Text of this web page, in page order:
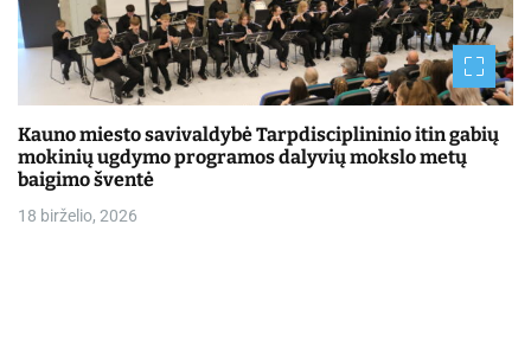
Kauno miesto savivaldybė Tarpdisciplininio itin gabių
mokinių ugdymo programos dalyvių mokslo metų
baigimo šventė
18 birželio, 2026